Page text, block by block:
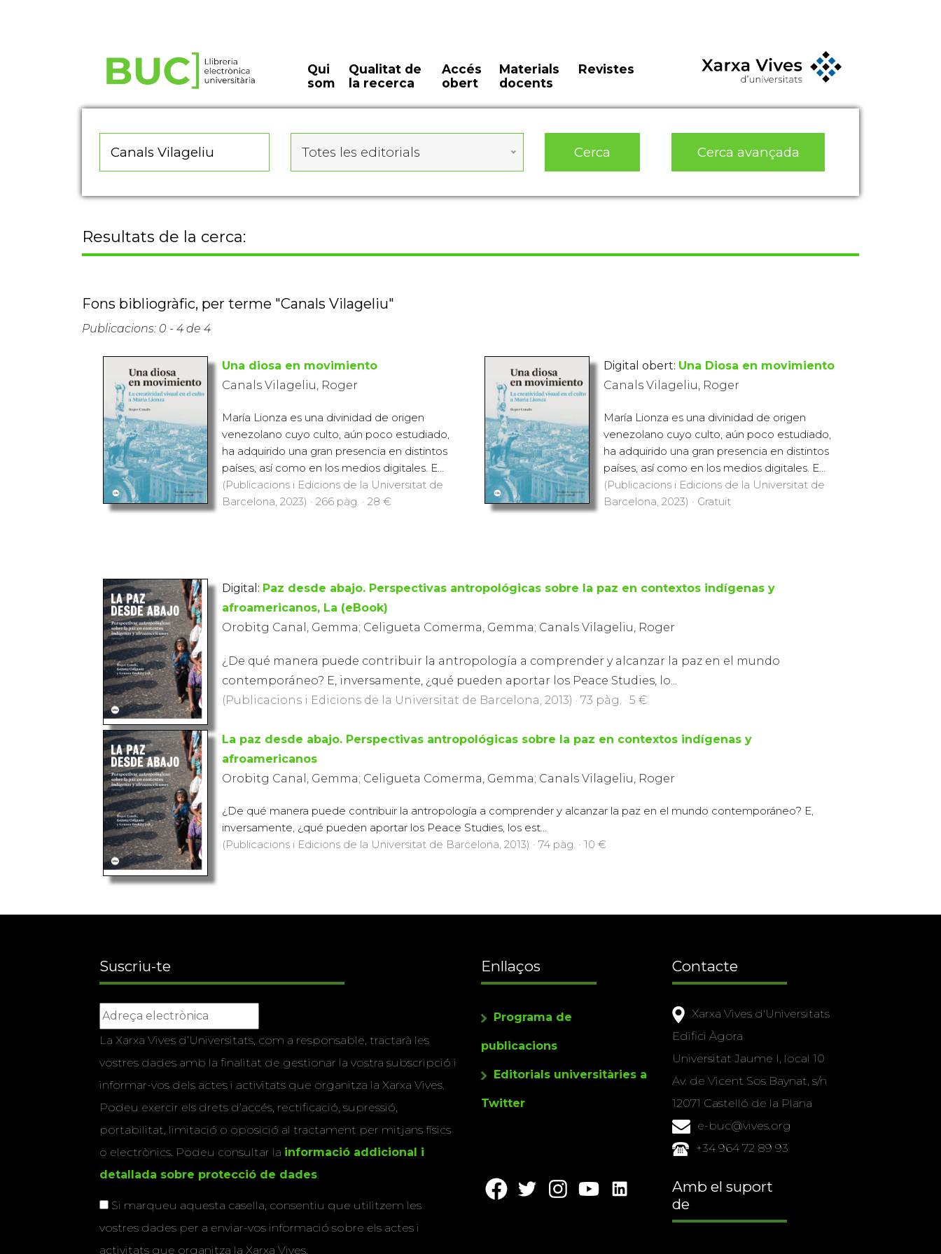
Qui
som
Qualitat de
la recerca
Accés
obert
Materials
docents
Revistes
Totes les editorials Cerca Cerca avançada
Resultats de la cerca:
Fons bibliogràfic, per terme "Canals Vilageliu"
Publicacions: 0 - 4 de 4
Una diosa en movimiento
Canals Vilageliu, Roger
María Lionza es una divinidad de origen
venezolano cuyo culto, aún poco estudiado,
ha adquirido una gran presencia en distintos
países, así como en los medios digitales. E...
(Publicacions i Edicions de la Universitat de
Barcelona, 2023) · 266 pàg. · 28 €
Digital obert: Una Diosa en movimiento
Canals Vilageliu, Roger
María Lionza es una divinidad de origen
venezolano cuyo culto, aún poco estudiado,
ha adquirido una gran presencia en distintos
países, así como en los medios digitales. E...
(Publicacions i Edicions de la Universitat de
Barcelona, 2023) · Gratuït
Digital: Paz desde abajo. Perspectivas antropológicas sobre la paz en contextos indígenas y
afroamericanos, La (eBook)
Orobitg Canal, Gemma; Celigueta Comerma, Gemma; Canals Vilageliu, Roger
¿De qué manera puede contribuir la antropología a comprender y alcanzar la paz en el mundo
contemporáneo? E, inversamente, ¿qué pueden aportar los Peace Studies, lo...
(Publicacions i Edicions de la Universitat de Barcelona, 2013) · 73 pàg. · 5 €
La paz desde abajo. Perspectivas antropológicas sobre la paz en contextos indígenas y
afroamericanos
Orobitg Canal, Gemma; Celigueta Comerma, Gemma; Canals Vilageliu, Roger
¿De qué manera puede contribuir la antropología a comprender y alcanzar la paz en el mundo contemporáneo? E,
inversamente, ¿qué pueden aportar los Peace Studies, los est...
(Publicacions i Edicions de la Universitat de Barcelona, 2013) · 74 pàg. · 10 €
Suscriu-te
La Xarxa Vives d’Universitats, com a responsable, tractarà les
vostres dades amb la finalitat de gestionar la vostra subscripció i
informar-vos dels actes i activitats que organitza la Xarxa Vives.
Podeu exercir els drets d’accés, rectificació, supressió,
portabilitat, limitació o oposició al tractament per mitjans físics
o electrònics. Podeu consultar la informació addicional i
detallada sobre protecció de dades.
Si marqueu aquesta casella, consentiu que utilitzem les
vostres dades per a enviar-vos informació sobre els actes i
activitats que organitza la Xarxa Vives.
Enllaços
Programa de
publicacions
Editorials universitàries a
Twitter
Contacte
Xarxa Vives d'Universitats
Edifici Àgora
Universitat Jaume I, local 10
Av. de Vicent Sos Baynat, s/n
12071 Castelló de la Plana
e-buc@vives.org
+34 964 72 89 93
Amb el suport
de